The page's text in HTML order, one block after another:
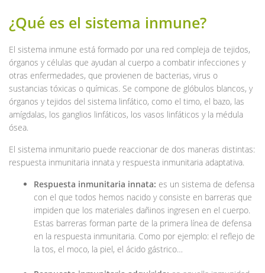
¿Qué es el sistema inmune?
El sistema inmune está formado por una red compleja de tejidos,
órganos y células que ayudan al cuerpo a combatir infecciones y
otras enfermedades, que provienen de bacterias, virus o
sustancias tóxicas o químicas. Se compone de glóbulos blancos, y
órganos y tejidos del sistema linfático, como el timo, el bazo, las
amígdalas, los ganglios linfáticos, los vasos linfáticos y la médula
ósea.
El sistema inmunitario puede reaccionar de dos maneras distintas:
respuesta inmunitaria innata y respuesta inmunitaria adaptativa.
Respuesta inmunitaria innata: es un sistema de defensa
con el que todos hemos nacido y consiste en barreras que
impiden que los materiales dañinos ingresen en el cuerpo.
Estas barreras forman parte de la primera línea de defensa
en la respuesta inmunitaria. Como por ejemplo: el reflejo de
la tos, el moco, la piel, el ácido gástrico…